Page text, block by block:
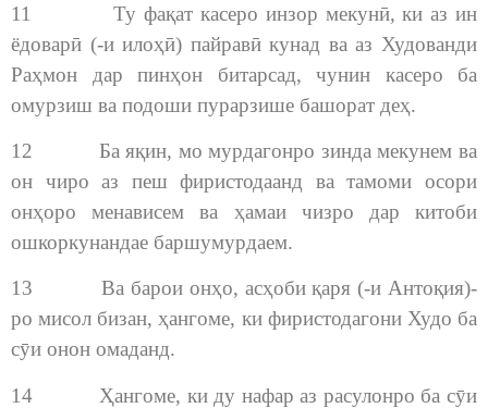
11 Ту фақат касеро инзор мекунӣ, ки аз ин
ёдоварӣ (-и илоҳӣ) пайравӣ кунад ва аз Худованди
Раҳмон дар пинҳон битарсад, чунин касеро ба
омурзиш ва подоши пурарзише башорат деҳ.
12 Ба яқин, мо мурдагонро зинда мекунем ва
он чиро аз пеш фиристодаанд ва тамоми осори
онҳоро менависем ва ҳамаи чизро дар китоби
ошкоркунандае баршумурдаем.
13 Ва барои онҳо, асҳоби қаря (-и Антоқия)-
ро мисол бизан, ҳангоме, ки фиристодагони Худо ба
сӯи онон омаданд.
14 Ҳангоме, ки ду нафар аз расулонро ба сӯи